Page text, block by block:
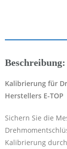
Beschreibung:
Kalibrierung für
Herstellers E-TOP
Sichern Sie die
Kalibrierung